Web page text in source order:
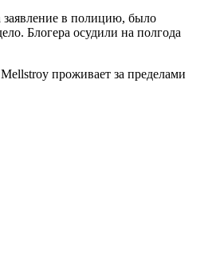
заявление в полицию, было
Блогера осудили на полгода
проживает за пределами